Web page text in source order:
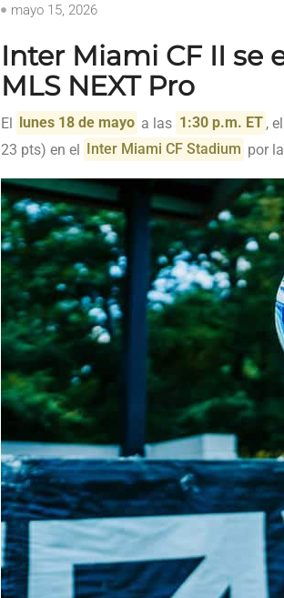
mayo 15, 2026
Inter Miami CF II se
MLS NEXT Pro
El lunes 18 de mayo a las 1:30 p.m. ET , el
23 pts) en el
Inter Miami CF Stadium por